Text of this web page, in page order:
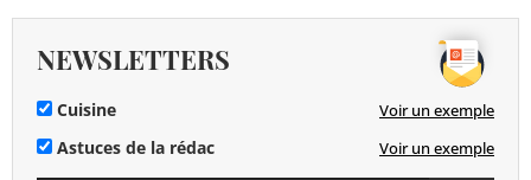
NEWSLETTERS
Cuisine Voir un exemple
Astuces de la rédac Voir un exemple